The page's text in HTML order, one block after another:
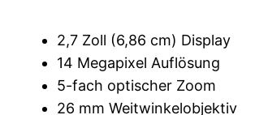
2,7 Zoll (6,86 cm) Display
14 Megapixel Auflösung
5-fach optischer Zoom
26 mm Weitwinkelobjektiv